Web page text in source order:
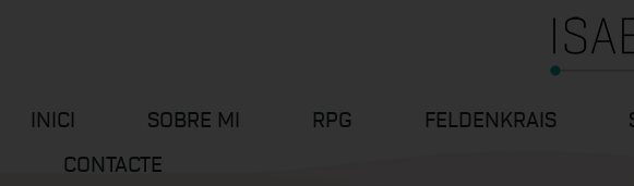
INICI SOBRE MI RPG FELDENKRAIS
CONTACTE